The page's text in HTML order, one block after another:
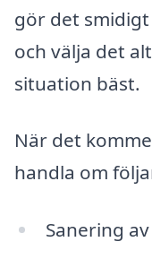
gör det
och välja det
situation bäst.
När det
handla om
Sanering